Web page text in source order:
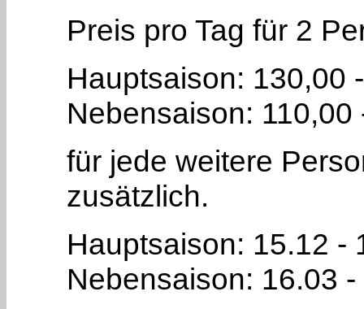
Preis pro Tag für 2
Hauptsaison: 130,00
Nebensaison: 110,00
für jede weitere
zusätzlich.
Hauptsaison: 15.12 -
Nebensaison: 16.03